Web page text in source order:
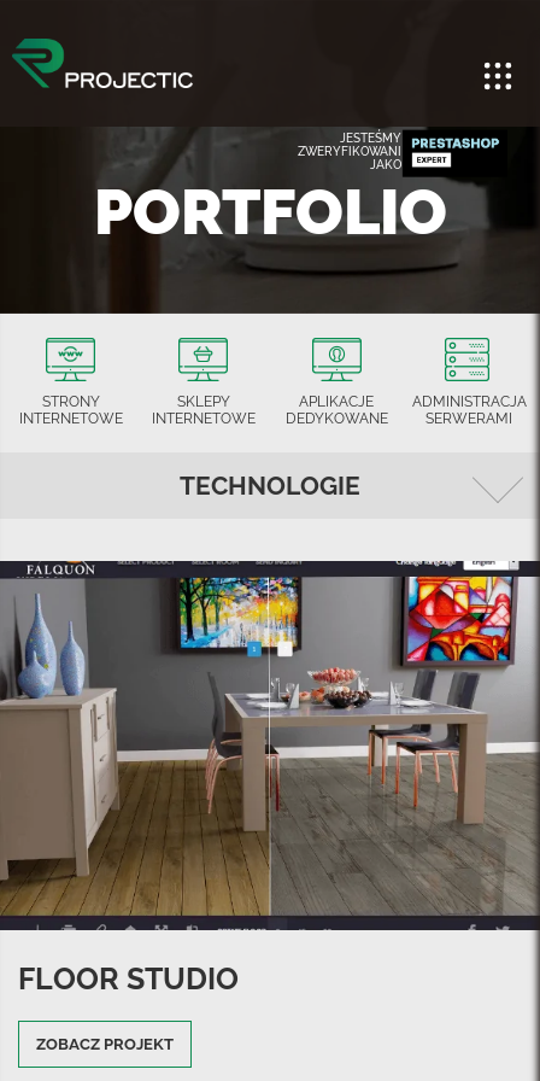
JESTEŚMY
ZWERYFIKOWANI
JAKO
PORTFOLIO
STRONY
INTERNETOWE
SKLEPY
INTERNETOWE
APLIKACJE
DEDYKOWANE
ADMINISTRACJA
SERWERAMI
TECHNOLOGIE
FLOOR STUDIO
ZOBACZ PROJEKT